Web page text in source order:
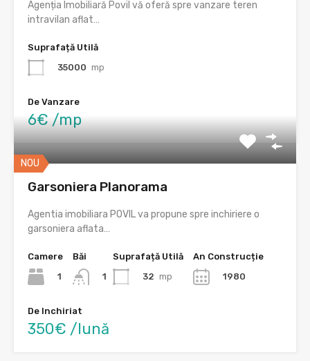
Agenția Imobiliară Povil vă oferă spre vanzare teren
intravilan aflat…
Suprafață Utilă
35000 mp
De Vanzare
6€ /mp
NOU
Garsoniera Planorama
Agentia imobiliara POVIL va propune spre inchiriere o
garsoniera aflata…
Camere
1
Băi
1
Suprafață Utilă
32 mp
An Construcție
1980
De Inchiriat
350€ /lună